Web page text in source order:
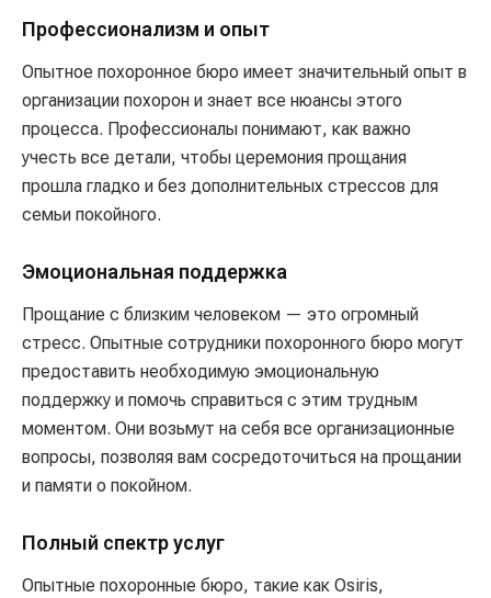
Профессионализм и опыт
Опытное похоронное бюро имеет значительный опыт в
организации похорон и знает все нюансы этого
процесса. Профессионалы понимают, как важно
учесть все детали, чтобы церемония прощания
прошла гладко и без дополнительных стрессов для
семьи покойного.
Эмоциональная поддержка
Прощание с близким человеком — это огромный
стресс. Опытные сотрудники похоронного бюро могут
предоставить необходимую эмоциональную
поддержку и помочь справиться с этим трудным
моментом. Они возьмут на себя все организационные
вопросы, позволяя вам сосредоточиться на прощании
и памяти о покойном.
Полный спектр услуг
Опытные похоронные бюро, такие как Osiris,